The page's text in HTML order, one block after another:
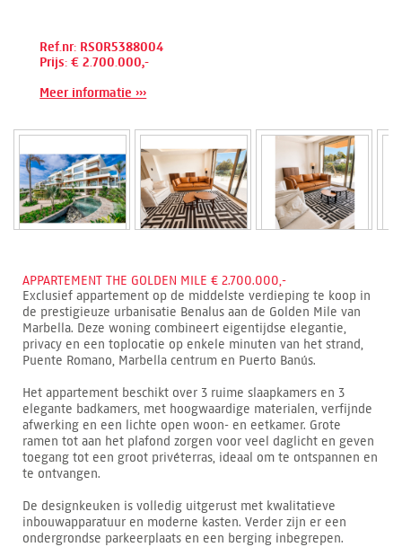
Ref.nr: RSOR5388004
Prijs: € 2.700.000,-
Meer informatie ›››
APPARTEMENT THE GOLDEN MILE € 2.700.000,-
Exclusief appartement op de middelste verdieping te koop in
de prestigieuze urbanisatie Benalus aan de Golden Mile van
Marbella. Deze woning combineert eigentijdse elegantie,
privacy en een toplocatie op enkele minuten van het strand,
Puente Romano, Marbella centrum en Puerto Banús.
Het appartement beschikt over 3 ruime slaapkamers en 3
elegante badkamers, met hoogwaardige materialen, verfijnde
afwerking en een lichte open woon- en eetkamer. Grote
ramen tot aan het plafond zorgen voor veel daglicht en geven
toegang tot een groot privéterras, ideaal om te ontspannen en
te ontvangen.
De designkeuken is volledig uitgerust met kwalitatieve
inbouwapparatuur en moderne kasten. Verder zijn er een
ondergrondse parkeerplaats en een berging inbegrepen.